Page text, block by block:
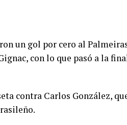
un gol por cero al
con lo que pasó a la
contra Carlos González,